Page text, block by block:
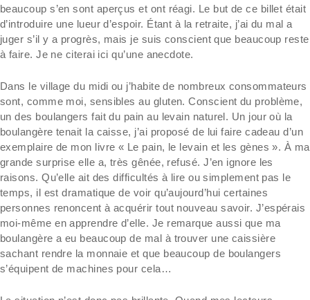
beaucoup s’en sont aperçus et ont réagi. Le but de ce billet était
d’introduire une lueur d’espoir. Étant à la retraite, j’ai du mal a
juger s’il y a progrès, mais je suis conscient que beaucoup reste
à faire. Je ne citerai ici qu’une anecdote.
Dans le village du midi ou j’habite de nombreux consommateurs
sont, comme moi, sensibles au gluten. Conscient du problème,
un des boulangers fait du pain au levain naturel. Un jour où la
boulangère tenait la caisse, j’ai proposé de lui faire cadeau d’un
exemplaire de mon livre « Le pain, le levain et les gènes ». À ma
grande surprise elle a, très gênée, refusé. J’en ignore les
raisons. Qu’elle ait des difficultés à lire ou simplement pas le
temps, il est dramatique de voir qu’aujourd’hui certaines
personnes renoncent à acquérir tout nouveau savoir. J’espérais
moi-même en apprendre d’elle. Je remarque aussi que ma
boulangère a eu beaucoup de mal à trouver une caissière
sachant rendre la monnaie et que beaucoup de boulangers
s’équipent de machines pour cela…